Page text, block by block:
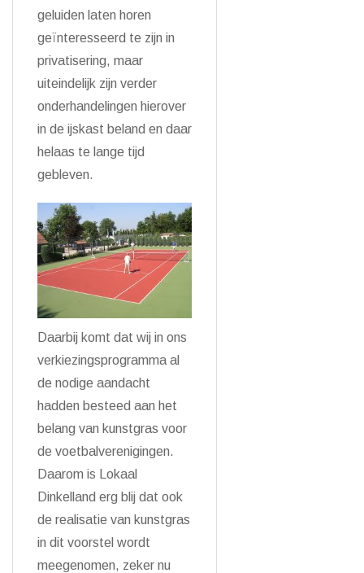
geluiden laten horen
geïnteresseerd te zijn in
privatisering, maar
uiteindelijk zijn verder
onderhandelingen hierover
in de ijskast beland en daar
helaas te lange tijd
gebleven.
Daarbij komt dat wij in ons
verkiezingsprogramma al
de nodige aandacht
hadden besteed aan het
belang van kunstgras voor
de voetbalverenigingen.
Daarom is Lokaal
Dinkelland erg blij dat ook
de realisatie van kunstgras
in dit voorstel wordt
meegenomen, zeker nu